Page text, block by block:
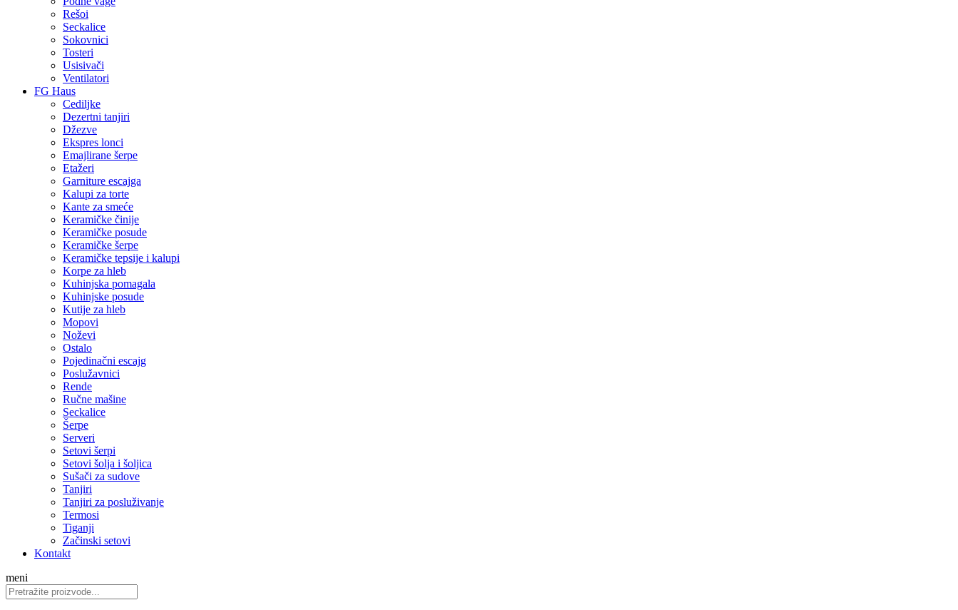
Rešoi
Seckalice
Sokovnici
Tosteri
Usisivači
Ventilatori
FG Haus
Cediljke
Dezertni tanjiri
Džezve
Ekspres lonci
Emajlirane šerpe
Etažeri
Garniture escajga
Kalupi za torte
Kante za smeće
Keramičke činije
Keramičke posude
Keramičke šerpe
Keramičke tepsije i kalupi
Korpe za hleb
Kuhinjska pomagala
Kuhinjske posude
Kutije za hleb
Mopovi
Noževi
Ostalo
Pojedinačni escajg
Poslužavnici
Rende
Ručne mašine
Seckalice
Šerpe
Serveri
Setovi šerpi
Setovi šolja i šoljica
Sušači za sudove
Tanjiri
Tanjiri za posluživanje
Termosi
Tiganji
Začinski setovi
Kontakt
meni